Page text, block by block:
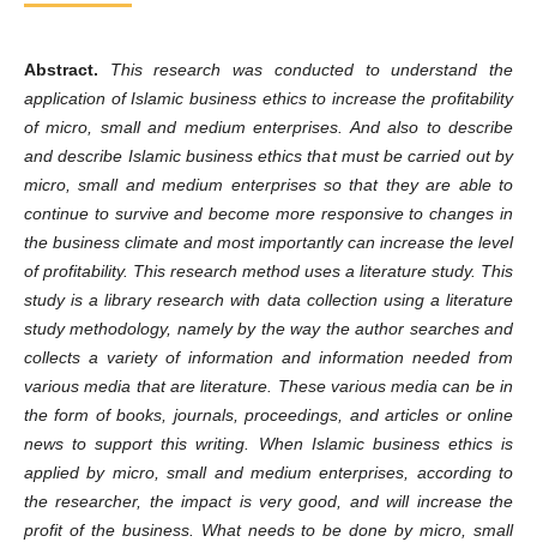
Abstract.
This research was conducted to understand the
application of Islamic business ethics to increase the profitability
of micro, small and medium enterprises. And also to describe
and describe Islamic business ethics that must be carried out by
micro, small and medium enterprises so that they are able to
continue to survive and become more responsive to changes in
the business climate and most importantly can increase the level
of profitability. This research method uses a literature study. This
study is a library research with data collection using a literature
study methodology, namely by the way the author searches and
collects a variety of information and information needed from
various media that are literature. These various media can be in
the form of books, journals, proceedings, and articles or online
news to support this writing. When Islamic business ethics is
applied by micro, small and medium enterprises, according to
the researcher, the impact is very good, and will increase the
profit of the business. What needs to be done by micro, small